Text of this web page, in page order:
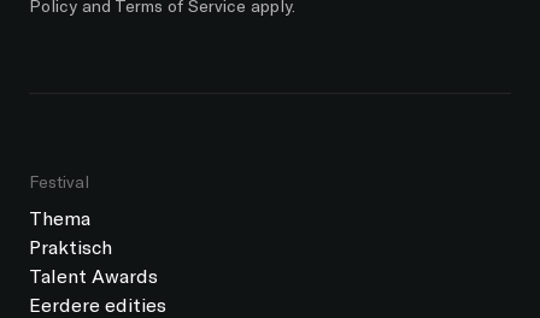
Festival
Thema
Praktisch
Talent Awards
Eerdere edities
Policy and Terms of Service apply.